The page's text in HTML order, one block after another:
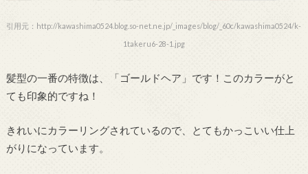
引用元：http://kawashima0524.blog.so-net.ne.jp/_images/blog/_60c/kawashima0524/k-
1takeru6-28-1.jpg
髪型の一番の特徴は、「ゴールドヘア」です！このカラーがと
ても印象的ですね！
きれいにカラーリングされているので、とてもかっこいい仕上
がりになっています。